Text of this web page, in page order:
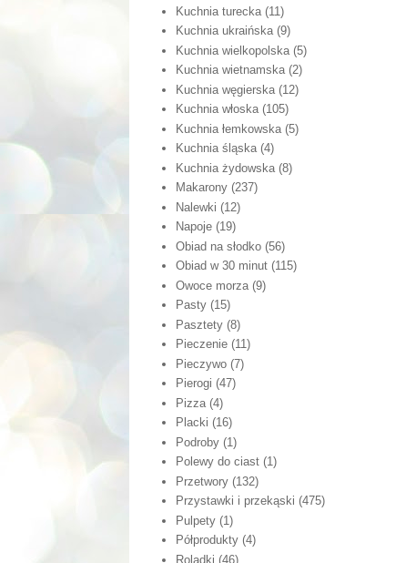
Kuchnia turecka (11)
Kuchnia ukraińska (9)
Kuchnia wielkopolska (5)
Kuchnia wietnamska (2)
Kuchnia węgierska (12)
Kuchnia włoska (105)
Kuchnia łemkowska (5)
Kuchnia śląska (4)
Kuchnia żydowska (8)
Makarony (237)
Nalewki (12)
Napoje (19)
Obiad na słodko (56)
Obiad w 30 minut (115)
Owoce morza (9)
Pasty (15)
Pasztety (8)
Pieczenie (11)
Pieczywo (7)
Pierogi (47)
Pizza (4)
Placki (16)
Podroby (1)
Polewy do ciast (1)
Przetwory (132)
Przystawki i przekąski (475)
Pulpety (1)
Półprodukty (4)
Roladki (46)